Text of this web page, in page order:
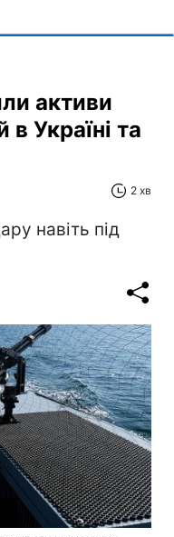
активи
в Україні та
2 хв
навіть під